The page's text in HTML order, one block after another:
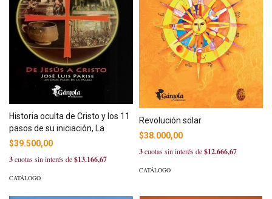
Historia oculta de Cristo y los 11
pasos de su iniciación, La
$39.500,00
3cuotas sin interés de$13.166,67
CATÁLOGO
Revolución solar
$38.000,00
3cuotas sin interés de$12.666,67
CATÁLOGO